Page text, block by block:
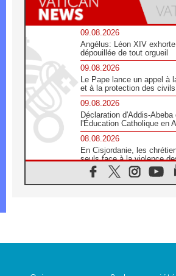
09.08.2026
Angélus: Léon XIV
dépouillée de tout orgueil
09.08.2026
Le Pape lance un appel à
et à la protection des civils
09.08.2026
Déclaration d'Addis-
l'Éducation Catholique en
08.08.2026
En Cisjordanie, les
seuls face à la violence
08.08.2026
Léon XIV au sanctuaire
08.08.2026